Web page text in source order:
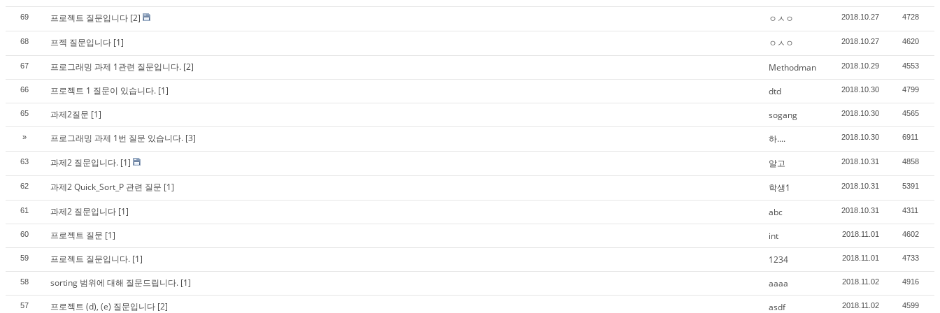
69 프로젝트 질문입니다 [2] ㅇㅅㅇ 2018.10.27 4728
68 프젝 질문입니다 [1] ㅇㅅㅇ 2018.10.27 4620
67 프로그래밍 과제 1관련 질문입니다. [2] Methodman 2018.10.29 4553
66 프로젝트 1 질문이 있습니다. [1] dtd 2018.10.30 4799
65 과제2질문 [1] sogang 2018.10.30 4565
» 프로그래밍 과제 1번 질문 있습니다. [3] 하.... 2018.10.30 6911
63 과제2 질문입니다. [1] 알고 2018.10.31 4858
62 과제2 Quick_Sort_P 관련 질문 [1] 학생1 2018.10.31 5391
61 과제2 질문입니다 [1] abc 2018.10.31 4311
60 프로젝트 질문 [1] int 2018.11.01 4602
59 프로젝트 질문입니다. [1] 1234 2018.11.01 4733
58 sorting 범위에 대해 질문드립니다. [1] aaaa 2018.11.02 4916
57 프로젝트 (d), (e) 질문입니다 [2] asdf 2018.11.02 4599